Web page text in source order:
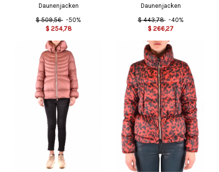
Daunenjacken
$ 509,56 -50%
$ 254,78
Daunenjacken
$ 443,78 -40%
$ 266,27